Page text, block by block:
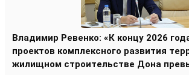
Владимир Ревенко: «К концу 2026
проектов комплексного развития
жилищном строительстве Дона